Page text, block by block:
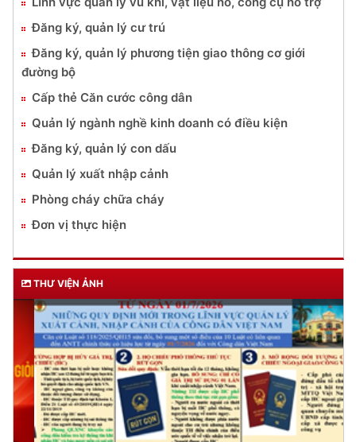
Đăng ký, quản lý cư trú
Đăng ký, quản lý phương tiện giao thông cơ giới
đường bộ
Cấp thẻ Căn cước công dân
Quản lý ngành nghề kinh doanh có điều kiện
Đăng ký, quản lý con dấu
Quản lý xuất nhập cảnh
Phòng cháy chữa cháy
Đơn vị thực hiện
THƯ VIỆN ẢNH